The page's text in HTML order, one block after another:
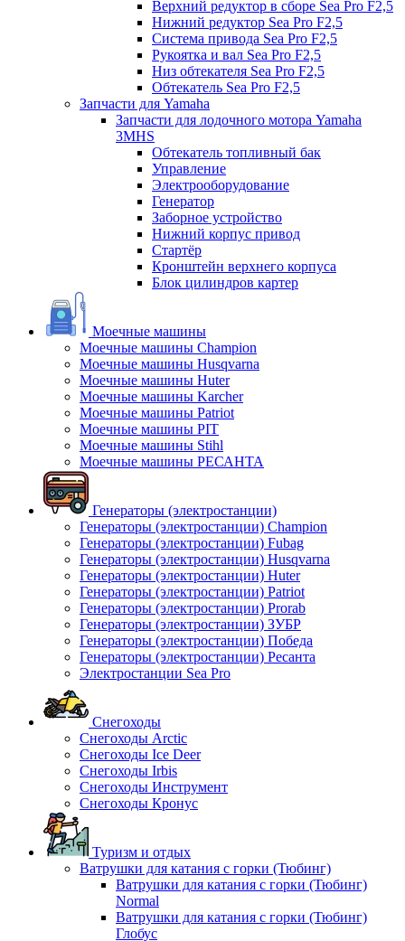
Верхний редуктор в сборе Sea Pro F2,5
Нижний редуктор Sea Pro F2,5
Система привода Sea Pro F2,5
Рукоятка и вал Sea Pro F2,5
Низ обтекателя Sea Pro F2,5
Обтекатель Sea Pro F2,5
Запчасти для Yamaha
Запчасти для лодочного мотора Yamaha
3MHS
Обтекатель топливный бак
Управление
Электрооборудование
Генератор
Заборное устройство
Нижний корпус привод
Стартёр
Кронштейн верхнего корпуса
Блок цилиндров картер
Моечные машины
Моечные машины Champion
Моечные машины Husqvarna
Моечные машины Huter
Моечные машины Karcher
Моечные машины Patriot
Моечные машины PIT
Моечные машины Stihl
Моечные машины РЕСАНТА
Генераторы (электростанции)
Генераторы (электростанции) Champion
Генераторы (электростанции) Fubag
Генераторы (электростанции) Husqvarna
Генераторы (электростанции) Huter
Генераторы (электростанции) Patriot
Генераторы (электростанции) Prorab
Генераторы (электростанции) ЗУБР
Генераторы (электростанции) Победа
Генераторы (электростанции) Ресанта
Электростанции Sea Pro
Снегоходы
Снегоходы Arctic
Снегоходы Ice Deer
Снегоходы Irbis
Снегоходы Инструмент
Снегоходы Кронус
Туризм и отдых
Ватрушки для катания с горки (Тюбинг)
Ватрушки для катания с горки (Тюбинг)
Normal
Ватрушки для катания с горки (Тюбинг)
Глобус